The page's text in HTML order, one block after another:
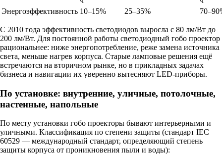
Энергоэффективность 10–15% 25–35%
С 2010 года эффективность светодиодов выросла с 80 лм/Вт до
200 лм/Вт. Для постоянной работы светодиодный гобо проектор
рациональнее: ниже энергопотребление, реже замена источника
света, меньше нагрев корпуса. Старые ламповые решения ещё
встречаются на вторичном рынке, но в прикладных задачах
бизнеса и навигации их уверенно вытесняют LED-приборы.
По установке: внутренние, уличные, потолочные,
настенные, напольные
По месту установки гобо проекторы бывают интерьерными и
уличными. Классификация по степени защиты (стандарт IEC
60529 — международный стандарт, определяющий степень
защиты корпуса от проникновения пыли и воды):